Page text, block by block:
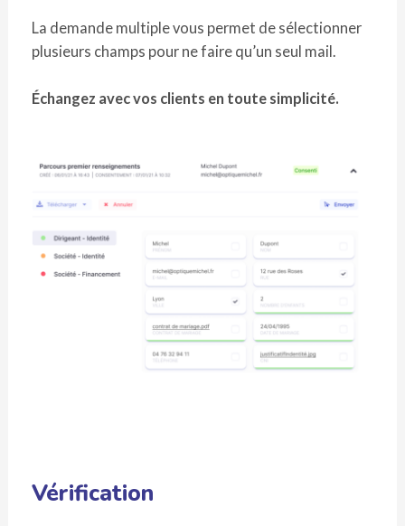
La demande multiple vous permet de sélectionner
plusieurs champs pour ne faire qu’un seul mail.
Échangez avec vos clients en toute simplicité.
Vérification